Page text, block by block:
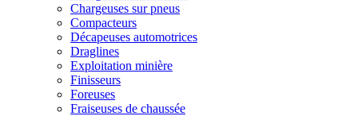
Chargeuses sur pneus
Compacteurs
Décapeuses automotrices
Draglines
Exploitation minière
Finisseurs
Foreuses
Fraiseuses de chaussée